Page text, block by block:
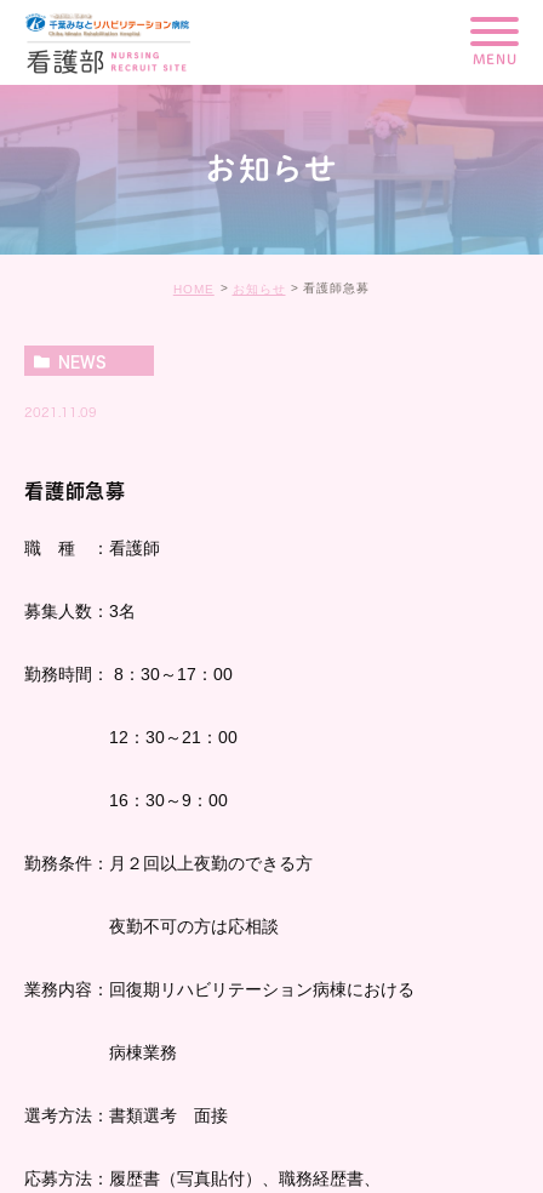
MENU
お知らせ
HOME お知らせ 看護師急募
NEWS
2021.11.09
看護師急募
職 種 ：看護師
募集人数：3名
勤務時間： 8：30～17：00
12：30～21：00
16：30～9：00
勤務条件：月２回以上夜勤のできる方
夜勤不可の方は応相談
業務内容：回復期リハビリテーション病棟における
病棟業務
選考方法：書類選考 面接
応募方法：履歴書（写真貼付）、職務経歴書、